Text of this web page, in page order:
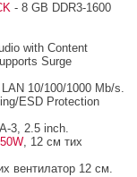
- 8 GB DDR3-1600
with Content
Surge
10/100/1000 Mb/s.
ESD Protection
3, 2.5 inch.
, 12 см тих
вентилатор 12 см.